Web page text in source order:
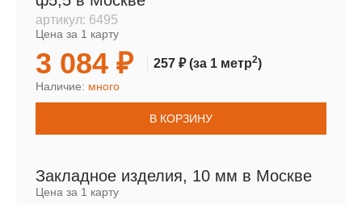
артикул: 6495
Цена за 1 карту
3 084 ₽ 257 ₽(за 1 метр2)
Наличие: много
В КОРЗИНУ
Закладное изделия, 10 мм в Москве
Цена за 1 карту